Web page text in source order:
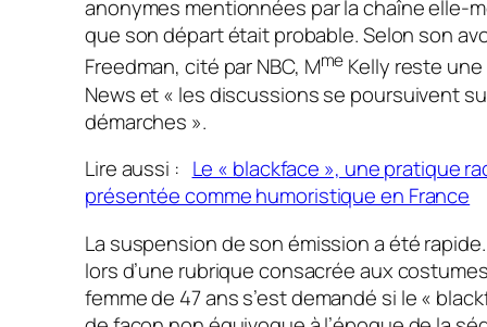
anonymes mentionnées par la chaîne elle-
que son départ était probable. Selon son
Freedman, cité par NBC, Mme Kelly reste
News et« les discussions se poursuivent
démarches ».
Lire aussi : Le « blackface », une pratique
présentée comme humoristique en France
La suspension de son émission a été
lors d’une rubrique consacrée aux
femme de 47 ans s’est demandé si le«